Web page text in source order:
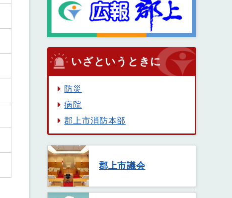
いざというときに
防災
病院
郡上市消防本部
郡上市議会